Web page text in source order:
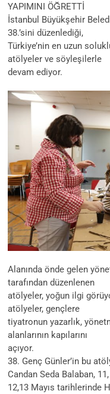
YAPIMINI ÖĞRETTİ
İstanbul Büyükşehir
38.’sini düzenlediği,
Türkiye’nin en uzun
atölyeler ve söyleşilerle
devam ediyor.
Alanında önde gelen
tarafından düzenlenen
atölyeler, yoğun ilgi
atölyeler, gençlere
tiyatronun yazarlık,
alanlarının kapılarını
açıyor.
38. Genç Günler’in bu
Candan Seda Balaban, 11,
12,13 Mayıs tarihlerinde